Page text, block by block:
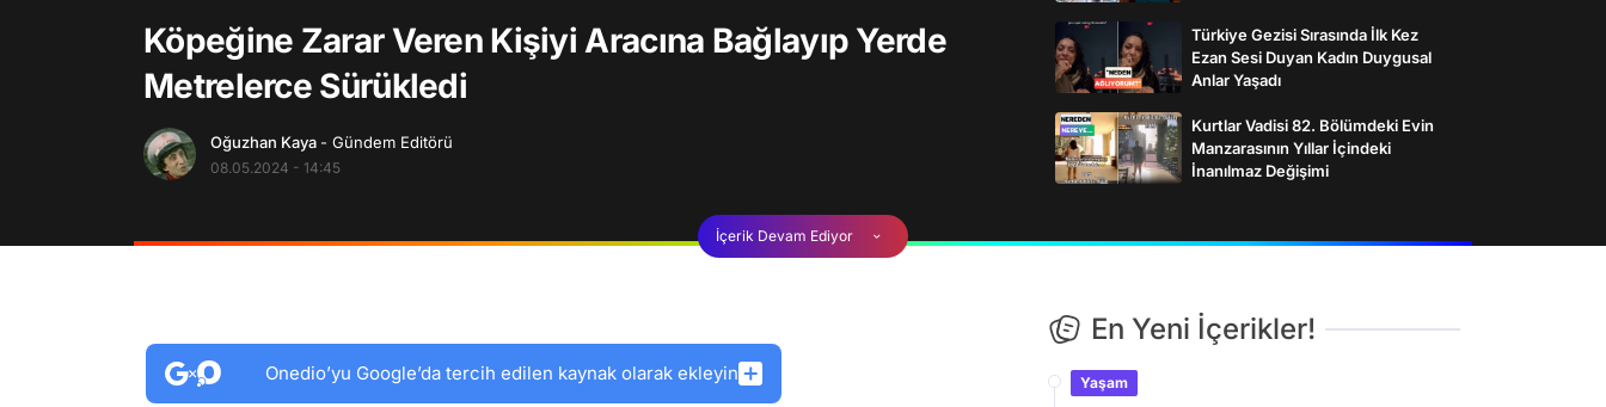
Köpeğine Zarar Veren Kişiyi Aracına Bağlayıp Yerde
Metrelerce Sürükledi
Oğuzhan Kaya - Gündem Editörü
08.05.2024 - 14:45
Türkiye Gezisi Sırasında İlk Kez
Ezan Sesi Duyan Kadın Duygusal
Anlar Yaşadı
Kurtlar Vadisi 82. Bölümdeki Evin
Manzarasının Yıllar İçindeki
İnanılmaz Değişimi
İçerik Devam Ediyor
Onedio’yu Google’da tercih edilen kaynak olarak ekleyin
En Yeni İçerikler!
Yaşam